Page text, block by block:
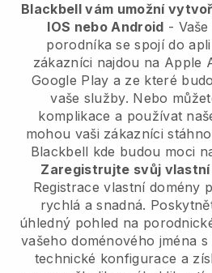
Blackbell vám umožní
IOS nebo Android -
porodníka se spojí do
zákazníci najdou na Apple
Google Play a ze které
vaše služby. Nebo
komplikace a používat
mohou vaši zákazníci
Blackbell kde budou moci
Zaregistrujte svůj vlastní
Registrace vlastní domény
rychlá a snadná.
úhledný pohled na
vašeho doménového jména s
technické konfigurace a